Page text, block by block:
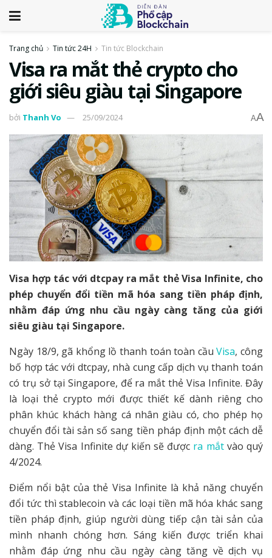
Trang chủ Tin tức 24H Tin tức Blockchain
Visa ra mắt thẻ crypto cho
giới siêu giàu tại Singapore
bởi Thanh Vo 25/09/2024 AA
Visa hợp tác với dtcpay ra mắt thẻ Visa Infinite, cho
phép chuyển đổi tiền mã hóa sang tiền pháp định,
nhằm đáp ứng nhu cầu ngày càng tăng của giới
siêu giàu tại Singapore.
Ngày 18/9, gã khổng lồ thanh toán toàn cầuVisa, công
bố hợp tác với dtcpay, nhà cung cấp dịch vụ thanh toán
có trụ sở tại Singapore, để ra mắt thẻ Visa Infinite. Đây
là loại thẻ crypto mới được thiết kế dành riêng cho
phân khúc khách hàng cá nhân giàu có, cho phép họ
chuyển đổi tài sản số sang tiền pháp định một cách dễ
dàng. Thẻ Visa Infinite dự kiến sẽ được ra mắtvào quý
4/2024.
Điểm nổi bật của thẻ Visa Infinite là khả năng chuyển
đổi tức thì stablecoin và các loại tiền mã hóa khác sang
tiền pháp định, giúp người dùng tiếp cận tài sản của
mình nhanh chóng hơn. Sáng kiến được triển khai
nhằm đáp ứng nhu cầu ngày càng tăng về dịch vụ